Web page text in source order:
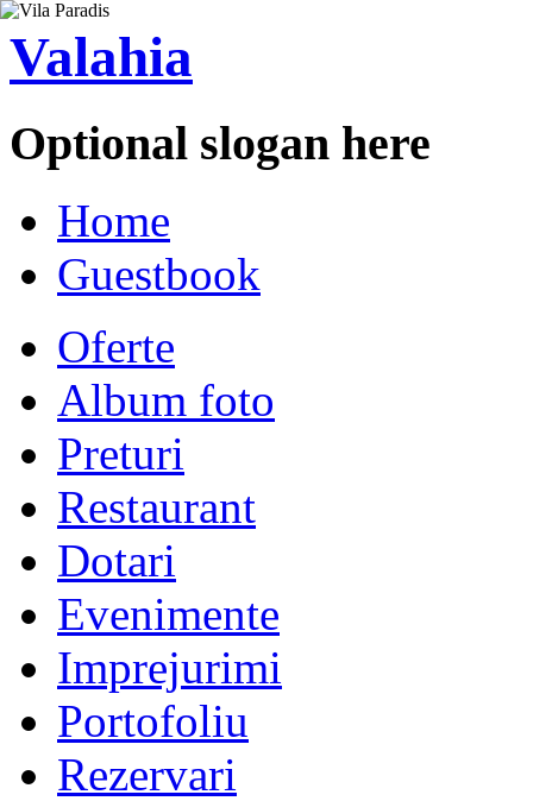
Valahia
Optional slogan here
Home
Guestbook
Oferte
Album foto
Preturi
Restaurant
Dotari
Evenimente
Imprejurimi
Portofoliu
Rezervari